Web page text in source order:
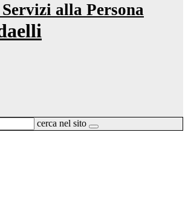
alla Persona
cerca nel sito